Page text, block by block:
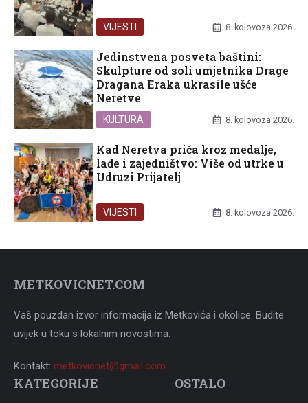
VIJESTI 8. kolovoza 2026.
Jedinstvena posveta baštini:
Skulpture od soli umjetnika Drage
Dragana Eraka ukrasile ušće
Neretve
KULTURA 8. kolovoza 2026.
Kad Neretva priča kroz medalje,
lađe i zajedništvo: Više od utrke u
Udruzi Prijatelj
VIJESTI 8. kolovoza 2026.
METKOVICNET.COM
Vaš pouzdan izvor informacija iz Metkovića i okolice. Budite
uvijek u toku s lokalnim novostima.
Kontakt: metkovicnet@gmail.com
KATEGORIJE OSTALO